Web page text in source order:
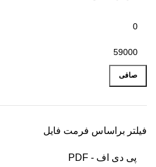
صافی
فیلتر براساس فرمت فایل
پی دی اف - PDF